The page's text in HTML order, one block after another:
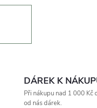
DÁREK K
Při nákupu nad 1 000 Kč
od nás dárek.